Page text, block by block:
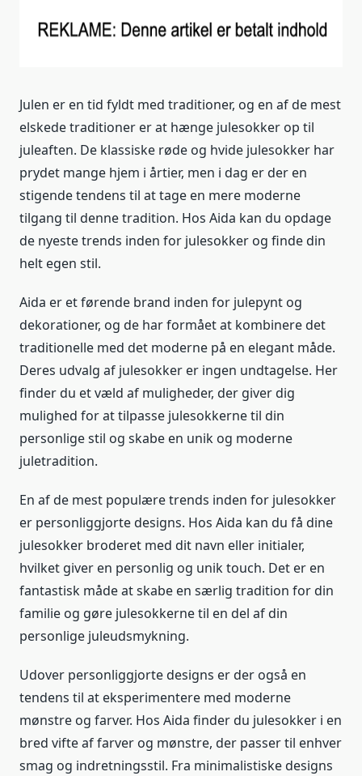
Julen er en tid fyldt med traditioner, og en af de mest
elskede traditioner er at hænge julesokker op til
juleaften. De klassiske røde og hvide julesokker har
prydet mange hjem i årtier, men i dag er der en
stigende tendens til at tage en mere moderne
tilgang til denne tradition. Hos Aida kan du opdage
de nyeste trends inden for julesokker og finde din
helt egen stil.
Aida er et førende brand inden for julepynt og
dekorationer, og de har formået at kombinere det
traditionelle med det moderne på en elegant måde.
Deres udvalg af julesokker er ingen undtagelse. Her
finder du et væld af muligheder, der giver dig
mulighed for at tilpasse julesokkerne til din
personlige stil og skabe en unik og moderne
juletradition.
En af de mest populære trends inden for julesokker
er personliggjorte designs. Hos Aida kan du få dine
julesokker broderet med dit navn eller initialer,
hvilket giver en personlig og unik touch. Det er en
fantastisk måde at skabe en særlig tradition for din
familie og gøre julesokkerne til en del af din
personlige juleudsmykning.
Udover personliggjorte designs er der også en
tendens til at eksperimentere med moderne
mønstre og farver. Hos Aida finder du julesokker i en
bred vifte af farver og mønstre, der passer til enhver
smag og indretningsstil. Fra minimalistiske designs